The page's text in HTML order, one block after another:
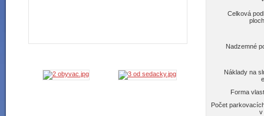
Celková
Nadzemné
Náklady na
Forma
Počet
v